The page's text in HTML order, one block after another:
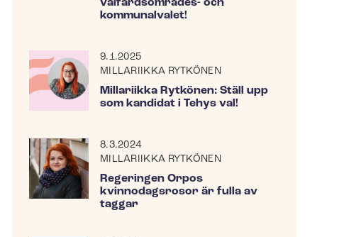
välfärdsområdes- och
kommunalvalet!
9.1.2025
MILLARIIKKA RYTKÖNEN
Millariikka Rytkönen: Ställ upp
som kandidat i Tehys val!
8.3.2024
MILLARIIKKA RYTKÖNEN
Regeringen Orpos
kvinnodagsrosor är fulla av
taggar